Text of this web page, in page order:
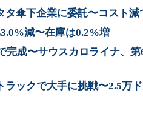
タ傘下企業に委託〜コスト減
減〜在庫は0.2%増
完成〜サウスカロライナ、第
ラックで大手に挑戦〜2.5万